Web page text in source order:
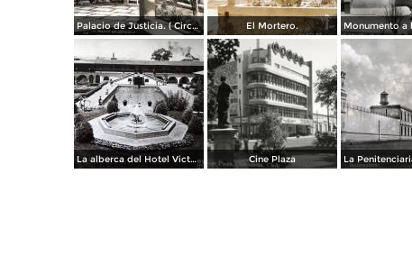
Palacio de Justicia. ( Circulada el 1 deDiciembre de 1946 ). El Mortero.
La alberca del Hotel Victoria. Cine Plaza